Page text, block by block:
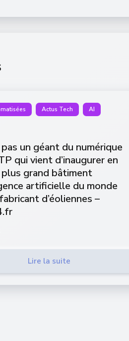
Actus Tech AI
pas un géant du numérique
qui vient d’inaugurer en
plus grand bâtiment
artificielle du monde
d’éoliennes –
Lire la suite